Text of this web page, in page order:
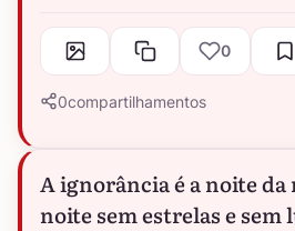
0
0compartilhamentos
A ignorância é a noite da
noite sem estrelas e sem